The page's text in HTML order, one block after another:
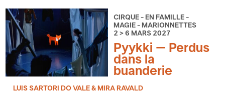
CIRQUE - EN FAMILLE -
MAGIE - MARIONNETTES
2 > 6 MARS 2027
Pyykki – Perdus
dans la
buanderie
LUIS SARTORI DO VALE & MIRA RAVALD